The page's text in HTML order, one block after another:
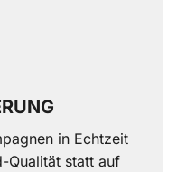
in Echtzeit
Qualität statt auf